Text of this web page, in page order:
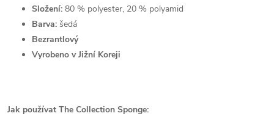
Složení: 80 % polyester, 20 % polyamid
Barva: šedá
Bezrantlový
Vyrobeno v Jižní Koreji
Jak používat The Collection Sponge: